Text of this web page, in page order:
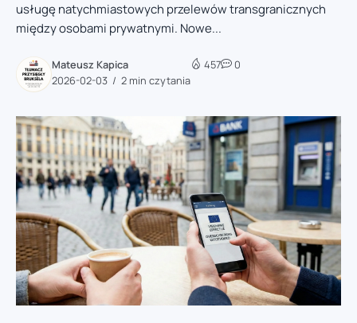
usługę natychmiastowych przelewów transgranicznych
między osobami prywatnymi. Nowe...
Mateusz Kapica
2026-02-03
2 min czytania
457 0